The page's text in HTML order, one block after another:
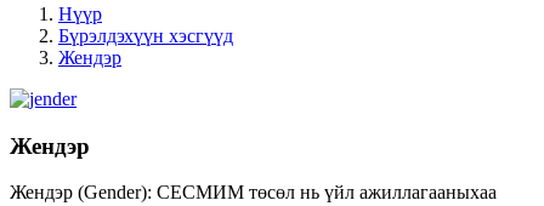
Нүүр
Бүрэлдэхүүн хэсгүүд
Жендэр
Жендэр
Жендэр (Gender): СЕСМИМ төсөл нь үйл ажиллагааныхаа